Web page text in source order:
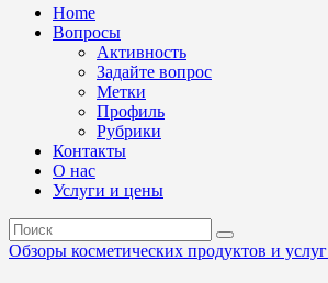
Home
Вопросы
Активность
Задайте вопрос
Метки
Профиль
Рубрики
Контакты
О нас
Услуги и цены
Обзоры косметических продуктов и услуг